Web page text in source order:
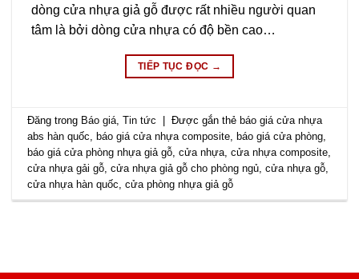
dòng cửa nhựa giả gỗ được rất nhiều người quan
tâm là bởi dòng cửa nhựa có độ bền cao…
TIẾP TỤC ĐỌC →
Đăng trong Báo giá ,Tin tức Được gắn thẻ báo giá cửa nhựa
abs hàn quốc
báo giá cửa nhựa composite báo giá cửa phòng
báo giá cửa phòng nhựa giả gỗ ,cửa nhựa ,cửa nhựa composite
cửa nhựa gải gỗ ,cửa nhựa giả gỗ cho phòng ngủ ,cửa nhựa gỗ
cửa nhựa hàn quốc ,cửa phòng nhựa giả gỗ